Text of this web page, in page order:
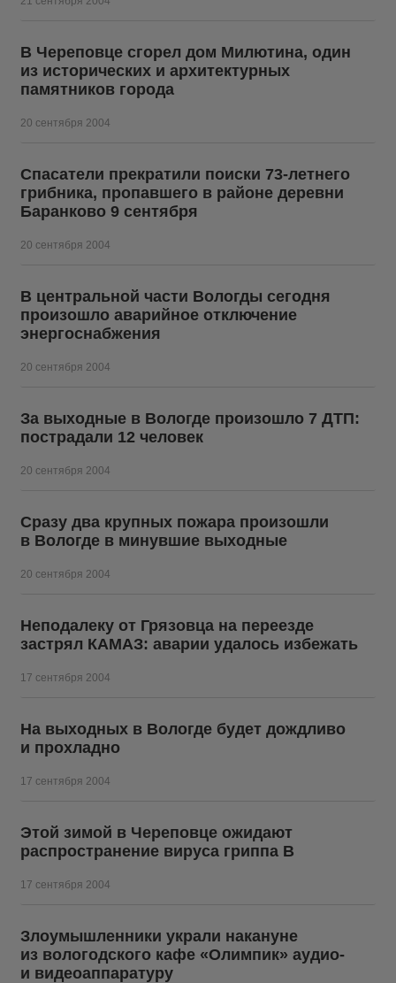
В Череповце сгорел дом Милютина, один
из исторических и архитектурных
памятников города
20 сентября 2004
Спасатели прекратили поиски 73-летнего
грибника, пропавшего в районе деревни
Баранково 9 сентября
20 сентября 2004
В центральной части Вологды сегодня
произошло аварийное отключение
энергоснабжения
20 сентября 2004
За выходные в Вологде произошло 7 ДТП:
пострадали 12 человек
20 сентября 2004
Сразу два крупных пожара произошли
в Вологде в минувшие выходные
20 сентября 2004
Неподалеку от Грязовца на переезде
застрял КАМАЗ: аварии удалось избежать
17 сентября 2004
На выходных в Вологде будет дождливо
и прохладно
17 сентября 2004
Этой зимой в Череповце ожидают
распространение вируса гриппа B
17 сентября 2004
Злоумышленники украли накануне
из вологодского кафе «Олимпик» аудио-
и видеоаппаратуру